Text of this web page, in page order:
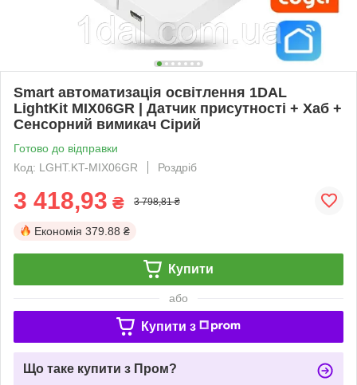
Smart автоматизація освітлення 1DAL
LightKit MIX06GR | Датчик присутності + Хаб +
Сенсорний вимикач Сірий
Готово до відправки
Код: LGHT.KT-MIX06GR
Роздріб
3 418,93 ₴ 3 798,81 ₴
Економія 379.88 ₴
Купити
або
Купити з
Що таке купити з Пром?